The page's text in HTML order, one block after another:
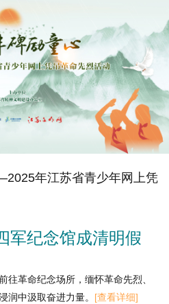
年江苏省青少年网上凭
军纪念馆成清明假
往革命纪念场所，缅怀革命先烈、
润中汲取奋进力量。 [查看详细]